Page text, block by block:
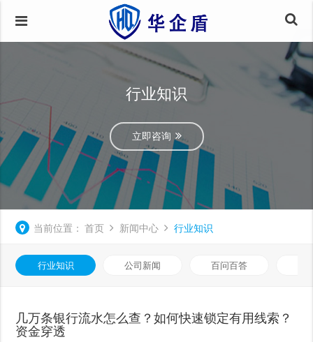
行业知识
立即咨询
当前位置： 首页 新闻中心 行业知识
行业知识 公司新闻 百问百答
几万条银行流水怎么查？如何快速锁定有用线索？
资金穿透